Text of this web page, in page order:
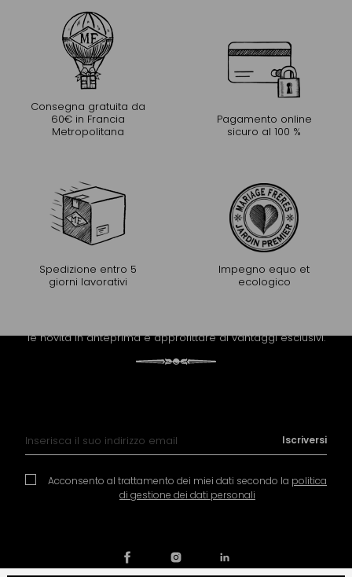
Consegna gratuita da
60€ in Francia
Metropolitana
Pagamento online
sicuro al 100 %
Spedizione entro 5
giorni lavorativi
Impegno equo et
ecologico
le novità in anteprima e approfittare di vantaggi esclusivi.
Acconsento al trattamento dei miei dati secondo la politica
di gestione dei dati personali
Iscriversi